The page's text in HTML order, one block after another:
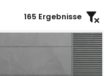
165 Ergebnisse